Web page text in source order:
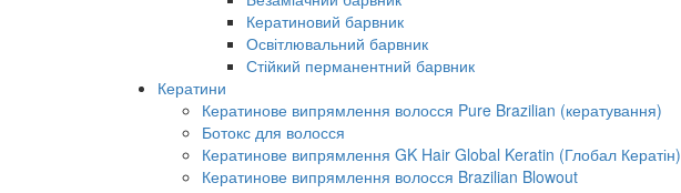
Кератиновий барвник
Освітлювальний барвник
Стійкий перманентний барвник
Кератини
Кератинове випрямлення волосся Pure Brazilian (кератування)
Ботокс для волосся
Кератинове випрямлення GK Hair Global Keratin (Глобал Кератін)
Кератинове випрямлення волосся Brazilian Blowout